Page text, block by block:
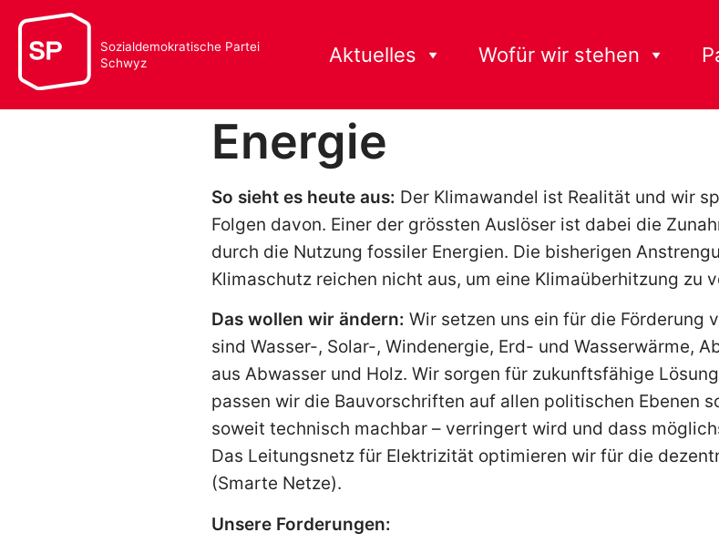
Sozialdemokratische Partei
Schwyz
Aktuelles Wofür wir stehen
Energie
So sieht es heute aus: Der Klimawandel ist Realität und wir
Folgen davon. Einer der grössten Auslöser ist dabei die
durch die Nutzung fossiler Energien. Die bisherigen
Klimaschutz reichen nicht aus, um eine Klimaüberhitzung zu
Das wollen wir ändern: Wir setzen uns ein für die Förderung
sind Wasser-, Solar-, Windenergie, Erd- und Wasserwärme,
aus Abwasser und Holz. Wir sorgen für zukunftsfähige
passen wir die Bauvorschriften auf allen politischen Ebenen
soweit technisch machbar – verringert wird und dass
Das Leitungsnetz für Elektrizität optimieren wir für die
(Smarte Netze).
Unsere Forderungen: